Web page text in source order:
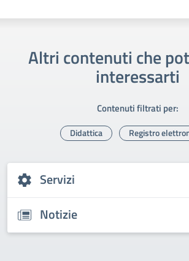
Altri contenuti che
interessarti
Contenuti filtrati per:
Didattica Registro
Servizi
Notizie